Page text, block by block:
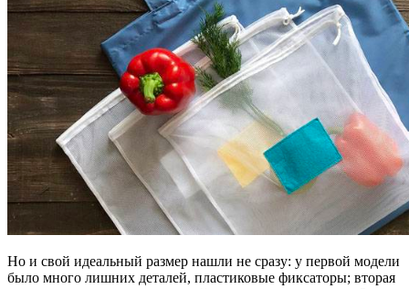
Но и свой идеальный размер нашли не сразу: у первой модели
было много лишних деталей, пластиковые фиксаторы; вторая